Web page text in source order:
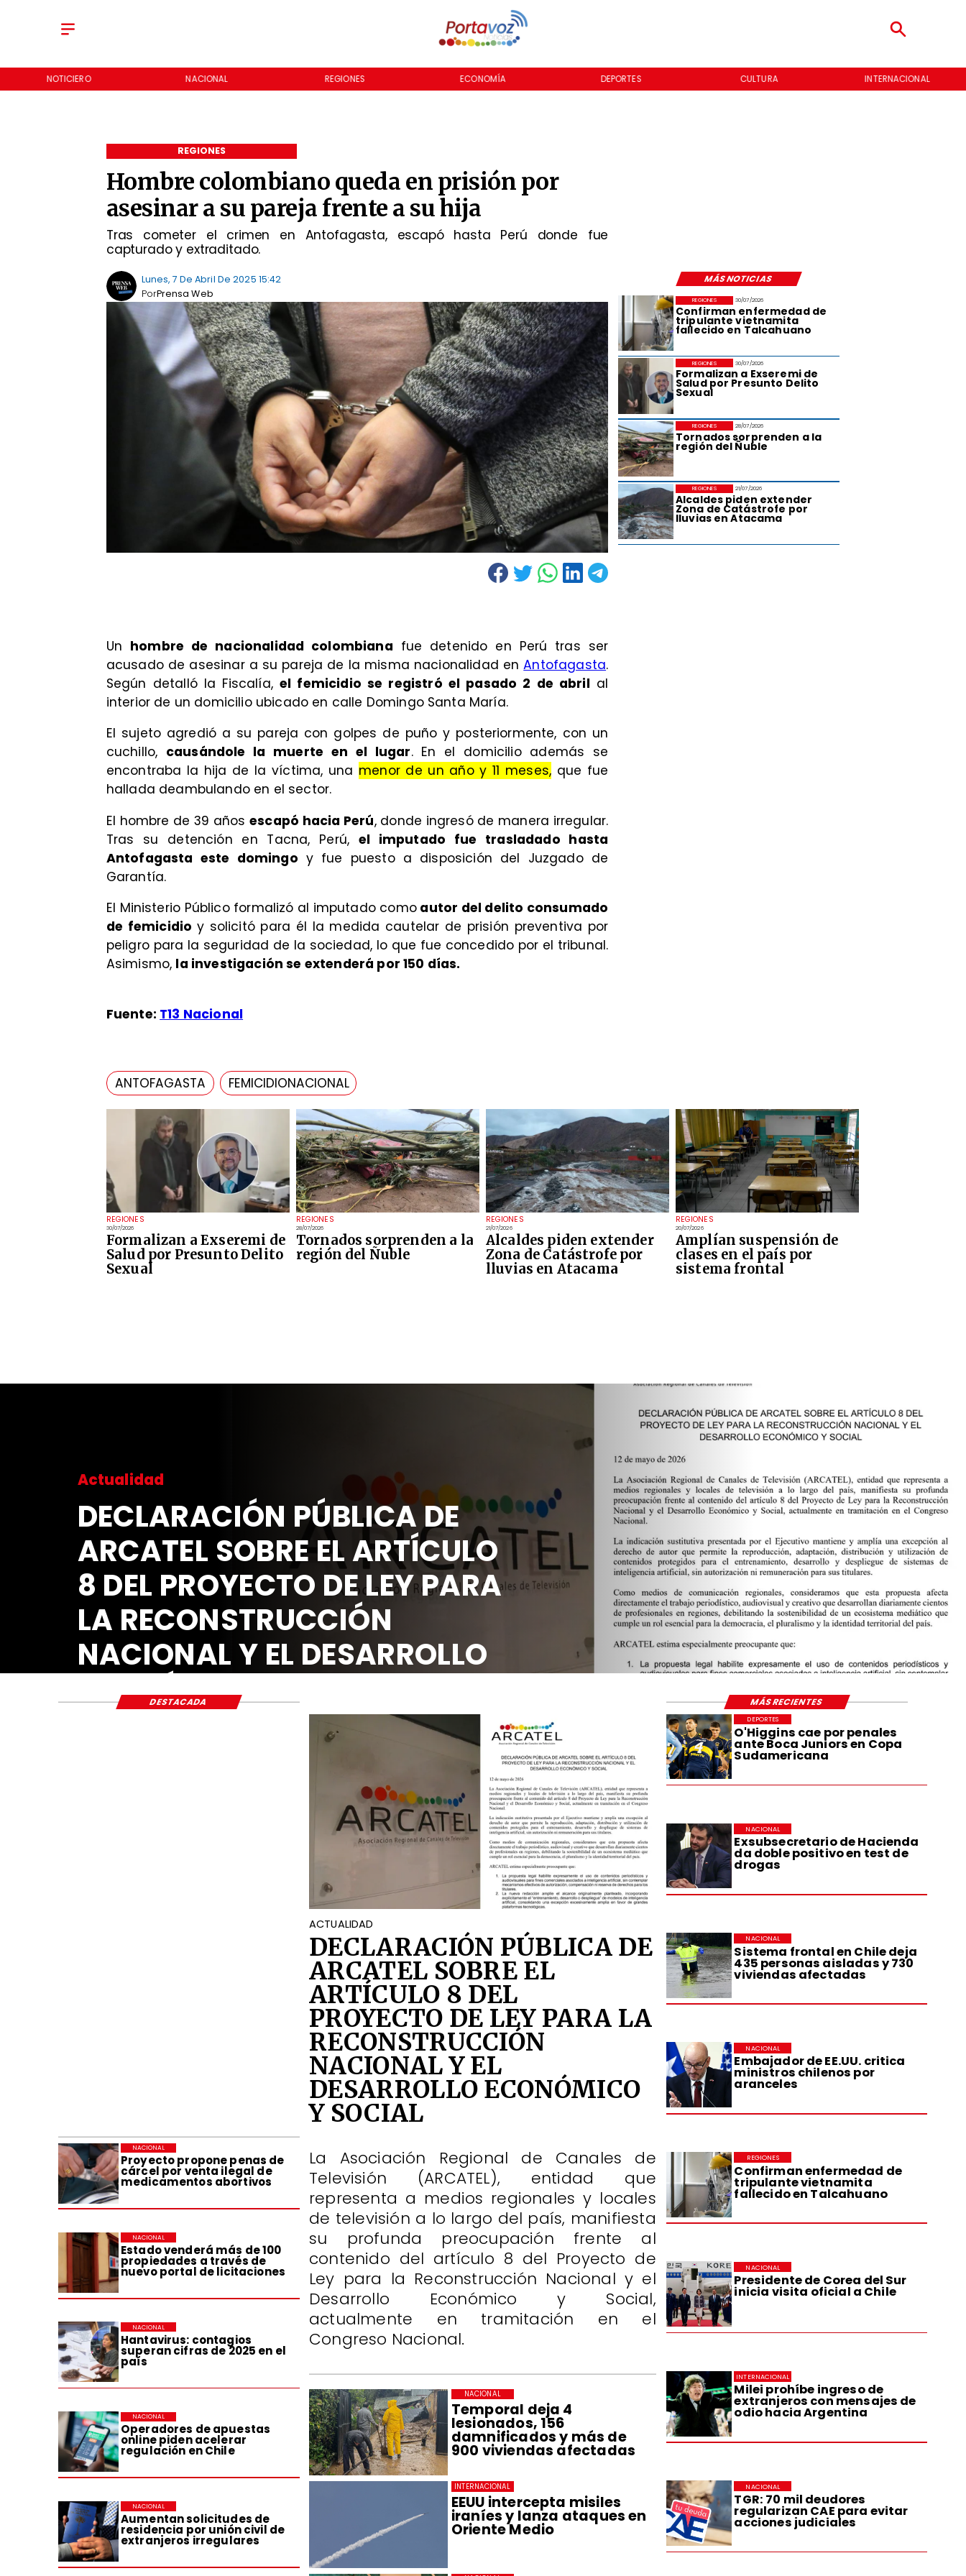
NOTICIERO NACIONAL REGIONES ECONOMÍA DEPORTES CULTURA INTERNACIONAL
Hombre colombiano queda en prisión por
asesinar a su pareja frente a su hija
Tras cometer el crimen en Antofagasta, escapó hasta Perú donde fue
capturado y extraditado.
REGIONES
MÁS NOTICIAS
Lunes, 7 De Abril De 2025 15:42
Prensa Web
Por
REGIONES
30/07/2026
Formalizan a Exseremi de
Salud por Presunto Delito
Sexual
REGIONES
28/07/2026
Tornados sorprenden a la
región del Ñuble
REGIONES
21/07/2026
Alcaldes piden extender
Zona de Catástrofe por
lluvias en Atacama
REGIONES
20/07/2026
Amplían suspensión de
clases en el país por
sistema frontal
30/07/2026
Confirman enfermedad de
tripulante vietnamita
fallecido en Talcahuano
REGIONES
30/07/2026
Formalizan a Exseremi de
Salud por Presunto Delito
Sexual
REGIONES
28/07/2026
Tornados sorprenden a la
región del Ñuble
REGIONES
21/07/2026
Alcaldes piden extender
Zona de Catástrofe por
lluvias en Atacama
REGIONES
Un hombre de nacionalidad colombiana fue detenido en Perú tras ser
acusado de asesinar a su pareja de la misma nacionalidad enAntofagasta.
Según detalló la Fiscalía, el femicidio se registró el pasado 2 de abril al
interior de un domicilio ubicado en calle Domingo Santa María.
El sujeto agredió a su pareja con golpes de puño y posteriormente, con un
cuchillo, causándole la muerte en el lugar. En el domicilio además se
encontraba la hija de la víctima, una menor de un año y 11 meses, que fue
hallada deambulando en el sector.
El hombre de 39 añosescapó hacia Perú, donde ingresó de manera irregular.
Tras su detención en Tacna, Perú, el imputado fue trasladado hasta
Antofagasta este domingo y fue puesto a disposición del Juzgado de
Garantía.
El Ministerio Público formalizó al imputado comoautor del delito consumado
de femicidio y solicitó para él la medida cautelar de prisión preventiva por
peligro para la seguridad de la sociedad, lo que fue concedido por el tribunal.
Asimismo, la investigación se extenderá por 150 días.
Fuente: T13 Nacional
ANTOFAGASTA FEMICIDIONACIONAL
Actualidad
DECLARACIÓN PÚBLICA DE
ARCATEL SOBRE EL ARTÍCULO
8 DEL PROYECTO DE LEY PARA
LA RECONSTRUCCIÓN
NACIONAL Y EL DESARROLLO
ECONÓMICO Y SOCIAL
O'Higgins cae por penales
ante Boca Juniors en Copa
Sudamericana
DEPORTES
Exsubsecretario de Hacienda
da doble positivo en test de
drogas
NACIONAL
Sistema frontal en Chile deja
435 personas aisladas y 730
viviendas afectadas
NACIONAL
Embajador de EE.UU. critica
ministros chilenos por
aranceles
NACIONAL
Confirman enfermedad de
tripulante vietnamita
fallecido en Talcahuano
REGIONES
Presidente de Corea del Sur
inicia visita oficial a Chile
NACIONAL
Milei prohíbe ingreso de
extranjeros con mensajes de
odio hacia Argentina
INTERNACIONAL
TGR: 70 mil deudores
regularizan CAE para evitar
acciones judiciales
NACIONAL
Proyecto propone penas de
cárcel por venta ilegal de
medicamentos abortivos
NACIONAL
Estado venderá más de 100
propiedades a través de
nuevo portal de licitaciones
NACIONAL
Hantavirus: contagios
superan cifras de 2025 en el
país
NACIONAL
Operadores de apuestas
online piden acelerar
regulación en Chile
NACIONAL
Aumentan solicitudes de
residencia por unión civil de
extranjeros irregulares
NACIONAL
Temporal deja 4
lesionados, 156
damnificados y más de
900 viviendas afectadas
NACIONAL
EEUU intercepta misiles
iraníes y lanza ataques en
Oriente Medio
INTERNACIONAL
ACTUALIDAD
DECLARACIÓN PÚBLICA DE
ARCATEL SOBRE EL
ARTÍCULO 8 DEL
PROYECTO DE LEY PARA LA
RECONSTRUCCIÓN
NACIONAL Y EL
DESARROLLO ECONÓMICO
Y SOCIAL
La Asociación Regional de Canales de
Televisión (ARCATEL), entidad que
representa a medios regionales y locales
de televisión a lo largo del país, manifiesta
su profunda preocupación frente al
contenido del artículo 8 del Proyecto de
Ley para la Reconstrucción Nacional y el
Desarrollo Económico y Social,
actualmente en tramitación en el
Congreso Nacional.
DESTACADA MÁS RECIENTES